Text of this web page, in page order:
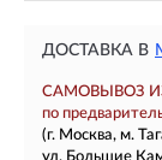
ДОСТАВКА В
САМОВЫВОЗ
по
(г. Москва, м.